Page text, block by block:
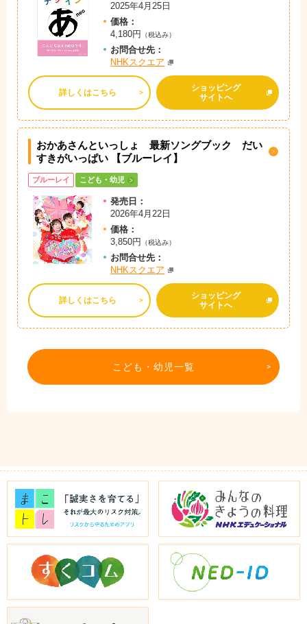
2025年4月25日
価格：
4,180円
（税込み）
お問合せ先：
NHKスクエア
詳しくはこちら
ショッピング
サイトへ
おかあさんといっしょ 最新ソングブック
だい
すきがいっぱい 【ブルーレイ】
ブルーレイ こども・幼児
発売日：
2026年4月22日
価格：
3,850円
（税込み）
お問合せ先：
NHKスクエア
詳しくはこちら
ショッピング
サイトへ
こども・幼児一覧